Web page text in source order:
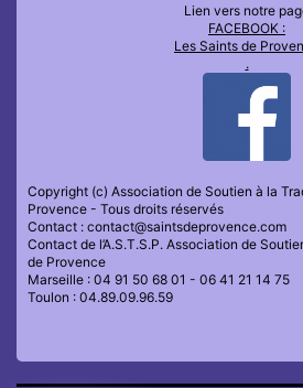
Lien vers notre
FACEBOOK :
Les Saints de
.
Copyright (c) Association de Soutien à la
Provence - Tous droits réservés
Contact : contact@saintsdeprovence.com
Contact de l’A.S.T.S.P. Association de
de Provence
Marseille : 04 91 50 68 01 - 06 41 21 14 75
Toulon : 04.89.09.96.59